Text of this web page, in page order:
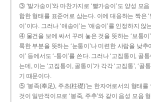
③ ‘발가숭이’와 마찬가지로 ‘빨가숭이’도 양성 모
합한 형태를 표준어로 삼는다. 이에 대응하는 짝은
이’이다. 그러나 ‘애송이’는 ‘애숭이’를 인정하지 않
④ 물건을 보에 싸서 꾸려 놓은 것을 뜻하는 ‘보퉁이
룩한 부분을 뜻하는 ‘눈퉁이’나 미련한 사람을 낮추
이’ 등에서도 ‘-퉁이’를 쓴다. 그러나 ‘고집통이, 골통
는데, 이는 ‘고집통이, 골통이’가 각각 ‘고집통’, ‘골통
기 때문이다.
⑤ ‘봉족(奉足), 주초(柱礎)’는 한자어로서의 형태를
것이 일반적이므로 ‘봉죽, 주추’와 같이 음성 모음